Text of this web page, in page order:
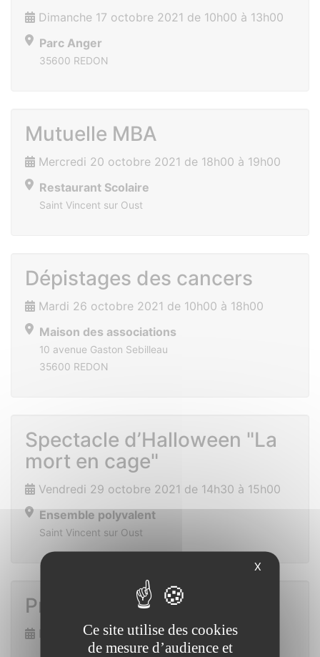
Dimanche 17 octobre 2021 de 10h00 à 13h00
Parc Anger
35600 REDON
Mutuelle MBA
Mercredi 20 octobre 2021 de 18h00 à 19h00
Restaurant Scolaire
Saint Vincent sur Oust
Dépistages des cancers
Mardi 26 octobre 2021 de 10h00 à 18h00
Maison des associations
10 avenue Gaston Sebilleau
35600 REDON
Spectacle d’Halloween "La
mort en cage"
Vendredi 29 octobre 2021 de 14h30 à 15h00
Ensemble polyvalent
Saint Vincent sur Oust
Prix des lecteurs
Dimanche 7 novembre 2021
X
Ce site utilise des cookies
de mesure d’audience et